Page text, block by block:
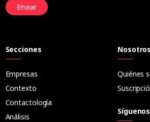
Enviar
Secciones
Empresas
Contexto
Contactología
Análisis
Nosotros
Quiénes
Síguenos